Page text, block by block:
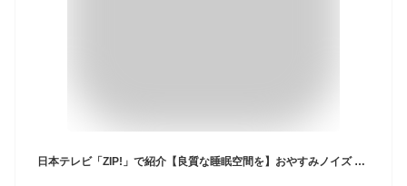
日本テレビ「ZIP!」で紹介【良質な睡眠空間を】おやすみノイズ スピーカー Blutoothスピーカー 癒しの環境音 (ns2020) ブルートゥース SPICE OF LIFE スパイス 瞑想時間 集中したい時 寝室 子守り唄代わり メンズ レディース ギフト おしゃれ アーベン 雑音ミキサー 2024年